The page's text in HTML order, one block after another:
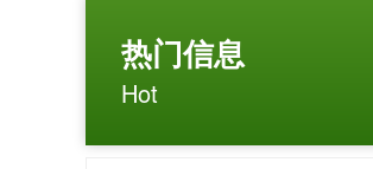
热门信息
Hot